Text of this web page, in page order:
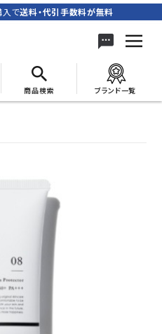
入で送料・代引手数料が無料
商品検索 ブランド一覧
員登録